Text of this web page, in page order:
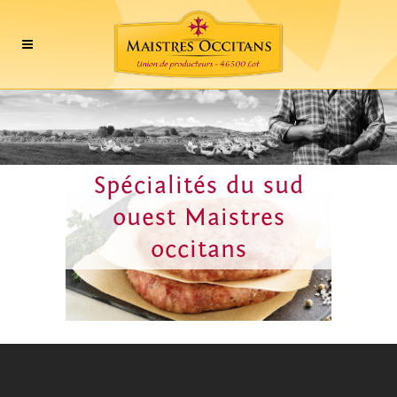
Spécialités du sud
ouest Maistres
occitans